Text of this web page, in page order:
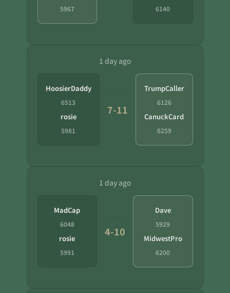
5967 6140
1 day ago
HoosierDaddy
6513
rosie
5981
7-11
TrumpCaller
6126
CanuckCard
6259
1 day ago
MadCap
6048
rosie
5991
4-10
Dave
5929
MidwestPro
6200